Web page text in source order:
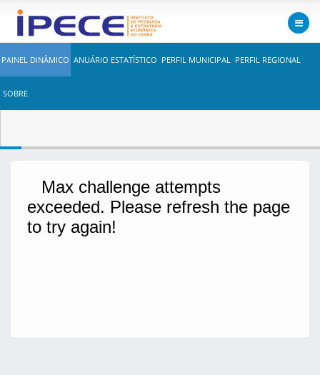
PAINEL DINÂMICO ANUÁRIO ESTATÍSTICO PERFIL MUNICIPAL PERFIL REGIONAL
SOBRE